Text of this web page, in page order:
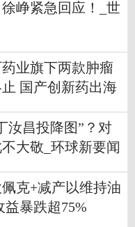
峥紧急回应！_世
业旗下两款肿瘤
国产创新药出海
汝昌投降图”？对
大敬_环球新要闻
克+减产以维持油
暴跌超75%